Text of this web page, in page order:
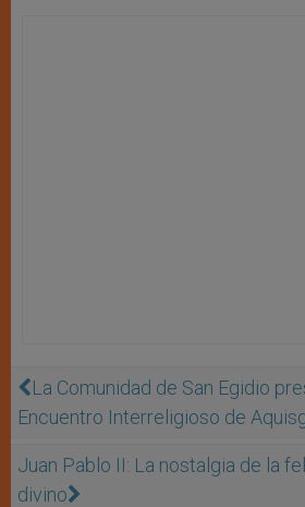
La Comunidad de San Egidio
Encuentro Interreligioso de
Juan Pablo II: La nostalgia de la
divino